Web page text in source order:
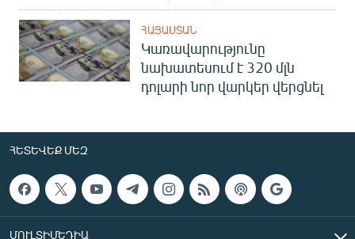
ՀԱՅԱՍՏԱՆ
Կառավարությունը
նախատեսում է 320 մլն
դոլարի նոր վարկեր վերցնել
ՀԵՏԵՎԵՔ ՄԵԶ
ՄՈՒԼՏԻՄԵԴԻԱ